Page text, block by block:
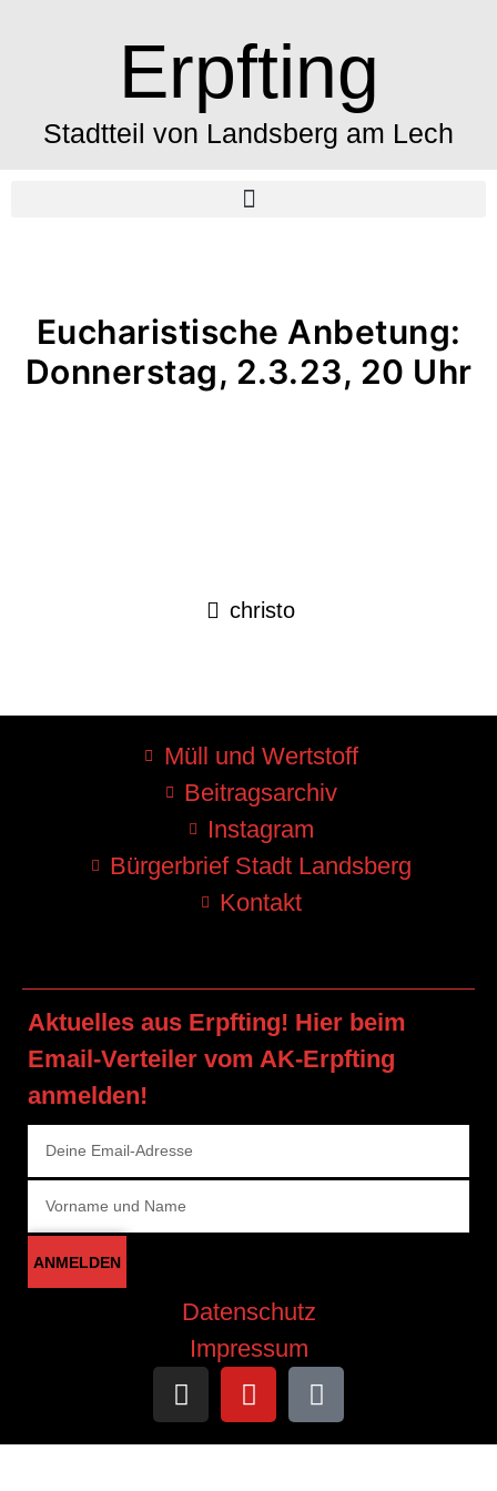
Erpfting
Stadtteil von Landsberg am Lech
Eucharistische Anbetung:
Donnerstag, 2.3.23, 20 Uhr
christo
Müll und Wertstoff
Beitragsarchiv
Instagram
Bürgerbrief Stadt Landsberg
Kontakt
Aktuelles aus Erpfting! Hier beim
Email-Verteiler vom AK-Erpfting
anmelden!
ANMELDEN
Datenschutz
Impressum